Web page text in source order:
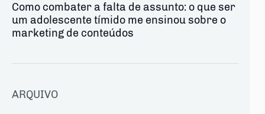
Como combater a falta de assunto: o que ser
um adolescente tímido me ensinou sobre o
marketing de conteúdos
ARQUIVO